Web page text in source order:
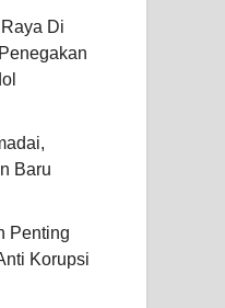
Di
Baru
Penting
Korupsi